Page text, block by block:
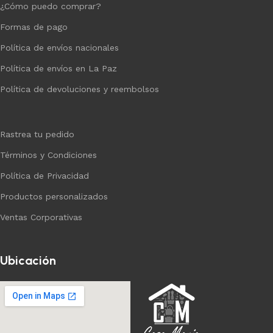
¿Cómo puedo comprar?
Formas de pago
Política de envíos nacionales
Política de envíos en La Paz
Política de devoluciones y reembolsos
Rastrea tu pedido
Términos y Condiciones
Política de Privacidad
Productos personalizados
Ventas Corporativas
Ubicación